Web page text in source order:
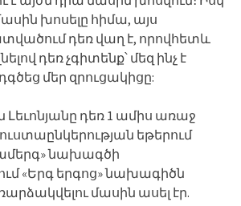
խոսելը հիմա, այս
դեռ վաղ է, որովհետև
դեռ չգիտենք՝ մեզ ինչ է
մեր զրուցակիցը:
Լեւոնյանը դեռ 1 ամիս առաջ
եթերում
նախագծի
«Երգ երգոց» նախագիծն
մասին ասել էր.